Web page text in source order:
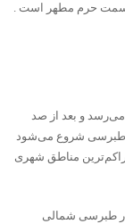
سمت حرم مطهر است .
می‌رسد و بعد از صد
طبرسی شروع می‌شود
مناطق شهری
طبرسی شمالی